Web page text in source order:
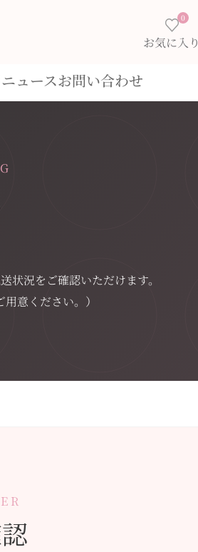
0
お気に入り
ニュースお問い合わせ
状況をご確認いただけます。
意ください。）